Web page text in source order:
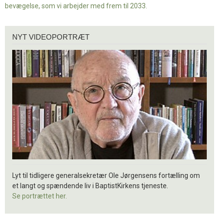
bevægelse, som vi arbejder med frem til 2033.
videoportræt
NYT VIDEOPORTRÆT
Lyt til tidligere generalsekretær Ole Jørgensens fortælling om
et langt og spændende liv i BaptistKirkens tjeneste.
Se portrættet her.